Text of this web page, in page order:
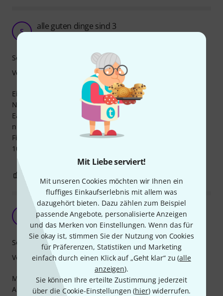
Mit Liebe serviert!
Mit unseren Cookies möchten wir Ihnen ein
fluffiges Einkaufserlebnis mit allem was
dazugehört bieten. Dazu zählen zum Beispiel
passende Angebote, personalisierte Anzeigen
und das Merken von Einstellungen. Wenn das für
Sie okay ist, stimmen Sie der Nutzung von Cookies
für Präferenzen, Statistiken und Marketing
einfach durch einen Klick auf „Geht klar“ zu (alle
anzeigen).
Sie können Ihre erteilte Zustimmung jederzeit
über die Cookie-Einstellungen (hier) widerrufen.
S alle guten dinge sind 3
Eigentlich ein no brainer.
Nickel Wound Saiten quasi der Standart für E-Gitarren. Mit
Earnie Ball oder D´addario macht man da grundsätzlich
nichts falsch. Gute Verarbeitung ,guter Sound, fairer Preis.
Finde die Stärke 11-48 optimal für meine Telecaster da mir
10er Sätze im allgemeinen immer etwas zu loose sind.
Sound
Verarbeitung
Spart ein Paar Cent
FlipmanJoe 21.11.2022
Mit dem 3er pack spart man noch mal 10 ct pro Packung.
Also super!
Sound
Verarbeitung